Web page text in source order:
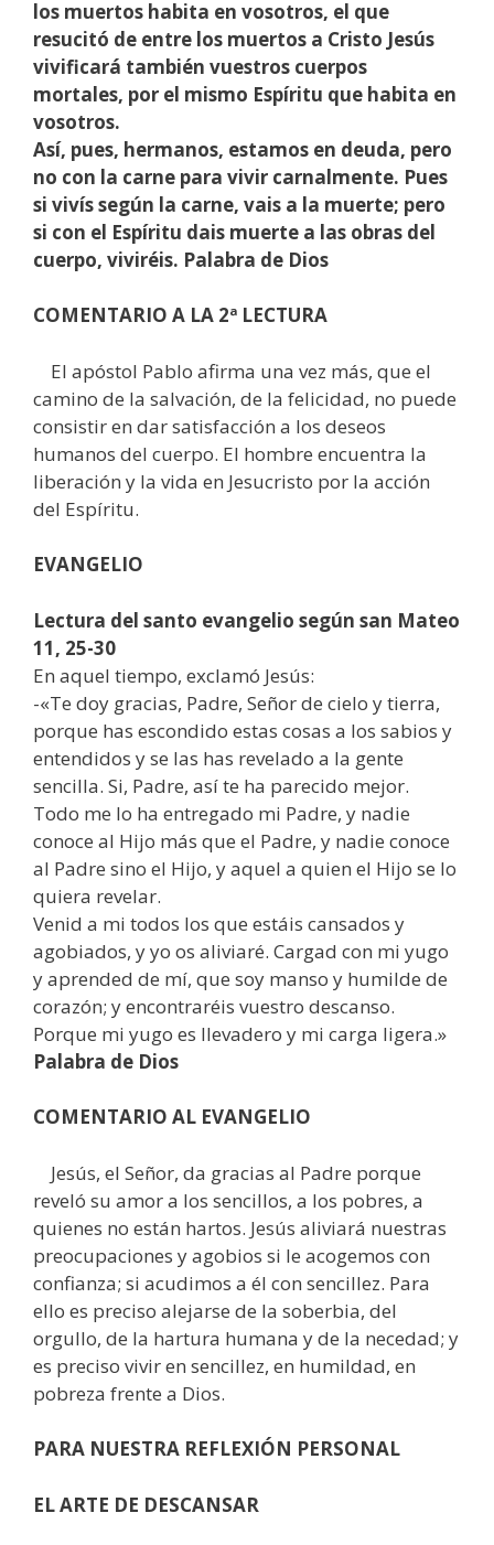
los muertos habita en vosotros, el que
resucitó de entre los muertos a Cristo Jesús
vivificará también vuestros cuerpos
mortales, por el mismo Espíritu que habita en
vosotros.
Así, pues, hermanos, estamos en deuda, pero
no con la carne para vivir carnalmente. Pues
si vivís según la carne, vais a la muerte; pero
si con el Espíritu dais muerte a las obras del
cuerpo, viviréis. Palabra de Dios
COMENTARIO A LA 2ª LECTURA
El apóstol Pablo afirma una vez más, que el
camino de la salvación, de la felicidad, no puede
consistir en dar satisfacción a los deseos
humanos del cuerpo. El hombre encuentra la
liberación y la vida en Jesucristo por la acción
del Espíritu.
EVANGELIO
Lectura del santo evangelio según san Mateo
11, 25-30
En aquel tiempo, exclamó Jesús:
-«Te doy gracias, Padre, Señor de cielo y tierra,
porque has escondido estas cosas a los sabios y
entendidos y se las has revelado a la gente
sencilla. Si, Padre, así te ha parecido mejor.
Todo me lo ha entregado mi Padre, y nadie
conoce al Hijo más que el Padre, y nadie conoce
al Padre sino el Hijo, y aquel a quien el Hijo se lo
quiera revelar.
Venid a mi todos los que estáis cansados y
agobiados, y yo os aliviaré. Cargad con mi yugo
y aprended de mí, que soy manso y humilde de
corazón; y encontraréis vuestro descanso.
Porque mi yugo es llevadero y mi carga ligera.»
Palabra de Dios
COMENTARIO AL EVANGELIO
Jesús, el Señor, da gracias al Padre porque
reveló su amor a los sencillos, a los pobres, a
quienes no están hartos. Jesús aliviará nuestras
preocupaciones y agobios si le acogemos con
confianza; si acudimos a él con sencillez. Para
ello es preciso alejarse de la soberbia, del
orgullo, de la hartura humana y de la necedad; y
es preciso vivir en sencillez, en humildad, en
pobreza frente a Dios.
PARA NUESTRA REFLEXIÓN PERSONAL
EL ARTE DE DESCANSAR